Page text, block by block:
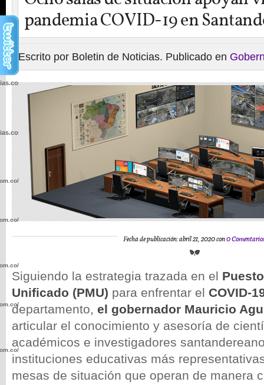
pandemia COVID-19 en
Escrito por Boletin de Noticias. Publicado en
Fecha de publicación: abril 21, 2020 con0
Siguiendo la estrategia trazada en el
Unificado (PMU) para enfrentar el COVID-
departamento, el gobernador Mauricio
articular el conocimiento y asesoría de
académicos e investigadores
instituciones educativas más
mesas de situación que operan de manera
wp-
wp-
wp-
wp-
wp-
wp-
wp-